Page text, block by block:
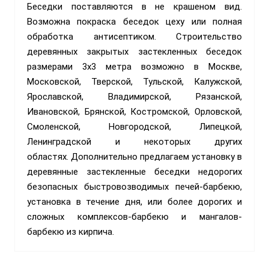
Беседки поставляются в не крашеном вид.
Возможна покраска беседок цеху или полная
обработка антисептиком. Строительство
деревянных закрытых застекленных беседок
размерами 3х3 метра возможно в Москве,
Московской, Тверской, Тульской, Калужской,
Ярославской, Владимирской, Рязанской,
Ивановской, Брянской, Костромской, Орловской,
Смоленской, Новгородской, Липецкой,
Ленинградской и некоторых других
областях. Дополнительно предлагаем установку в
деревянные застекленные беседки недорогих
безопасных быстровозводимых печей-барбекю,
установка в течение дня, или более дорогих и
сложных комплексов-барбекю и мангалов-
барбекю из кирпича.